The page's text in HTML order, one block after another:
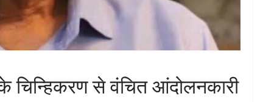
चिन्हिकरण से वंचित आंदोलनकारी